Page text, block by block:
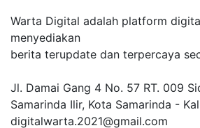
Warta Digital adalah platform
menyediakan
berita terupdate dan terpercaya
Jl. Damai Gang 4 No. 57 RT. 009
Samarinda Ilir, Kota Samarinda -
digitalwarta.2021@gmail.com